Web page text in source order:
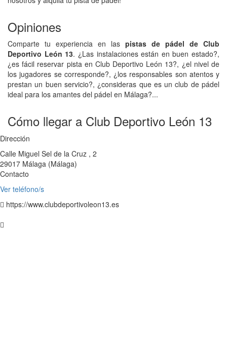
Opiniones
Comparte tu experiencia en las pistas de pádel de Club
Deportivo León 13. ¿Las instalaciones están en buen estado?,
¿es fácil reservar pista en Club Deportivo León 13?, ¿el nivel de
los jugadores se corresponde?, ¿los responsables son atentos y
prestan un buen servicio?, ¿consideras que es un club de pádel
ideal para los amantes del pádel en Málaga?...
Cómo llegar a Club Deportivo León 13
Dirección
Calle Miguel Sel de la Cruz , 2
29017 Málaga (Málaga)
Contacto
Ver teléfono/s
https://www.clubdeportivoleon13.es